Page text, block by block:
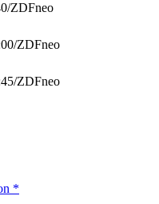
/ZDFneo
/ZDFneo
/ZDFneo
*